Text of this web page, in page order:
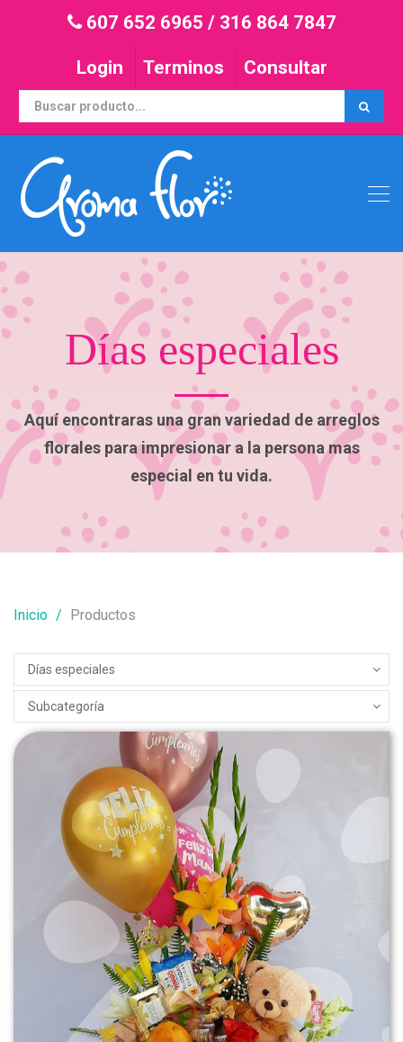
607 652 6965 / 316 864 7847
Login Terminos Consultar
Días especiales
Aquí encontraras una gran variedad de arreglos
florales para impresionar a la persona mas
especial en tu vida.
Inicio Productos